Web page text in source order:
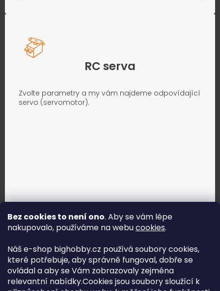
Bez cookies to není ono. Aby se vám lépe
nakupovalo, používáme na webucookies.
Náš e-shop bighobby.cz používá soubory cookies,
které potřebuje, aby správně fungoval, dobře se
ovládal a aby se Vám zobrazovaly zejména
relevantní nabídky.Cookies jsou soubory sloužící k
RC serva
Zvolte parametry a my vám najdeme odpovídající
servo (servomotor).
Jak vybrat správné servo?
Najít správné servo